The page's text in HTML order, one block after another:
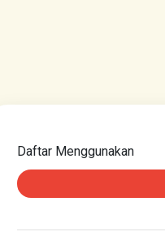
Daftar Menggunakan